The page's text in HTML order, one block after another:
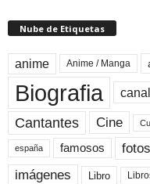
Nube de Etiquetas
anime Anime / Manga
Biografia canal
Cantantes Cine
españa famosos fotos
imágenes Libro